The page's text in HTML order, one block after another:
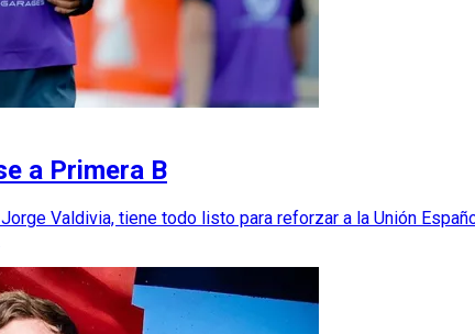
a Primera B
Valdivia, tiene todo listo para reforzar a la Unión